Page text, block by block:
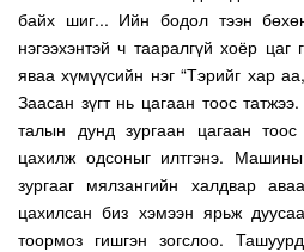
байх шиг... Ийн бодол тээн
нэгээхэнтэй ч тааралгүй хоёр
яваа хүмүүсийн нэг “Тэрийг хар
Заасан зүгт нь цагаан тоос
талын дунд зургаан цагаан
цахилж одсоныг илтгэнэ.
зургааг мялзангийн халдвар
цахилсан биз хэмээн ярьж
тоормоз гишгэн зогслоо.